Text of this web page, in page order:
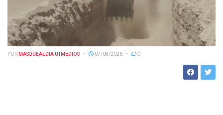
POR MASQUEALDIA UTMEDIOS 07/08/2026 0